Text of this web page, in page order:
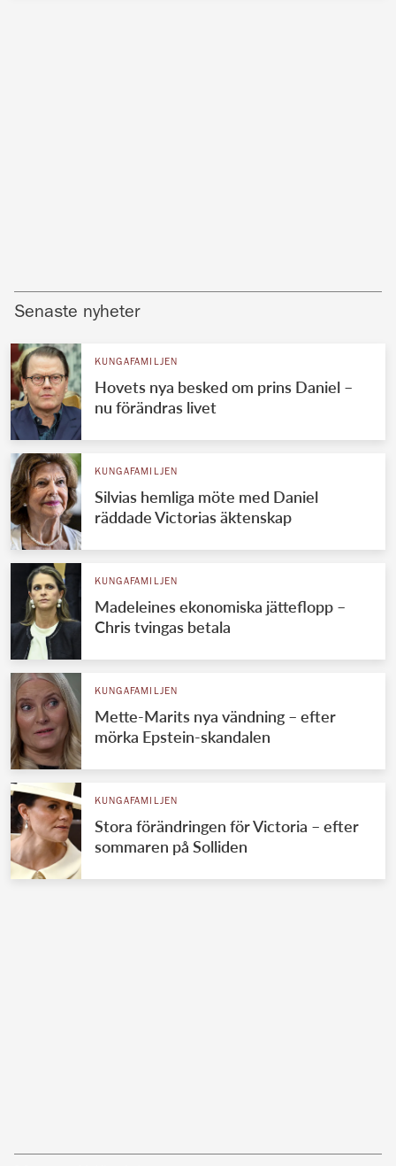
Senaste nyheter
KUNGAFAMILJEN
Hovets nya besked om prins Daniel –
nu förändras livet
KUNGAFAMILJEN
Silvias hemliga möte med Daniel
räddade Victorias äktenskap
KUNGAFAMILJEN
Madeleines ekonomiska jätteflopp –
Chris tvingas betala
KUNGAFAMILJEN
Mette-Marits nya vändning – efter
mörka Epstein-skandalen
KUNGAFAMILJEN
Stora förändringen för Victoria – efter
sommaren på Solliden